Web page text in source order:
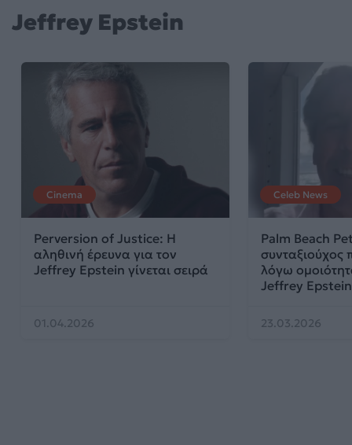
Jeffrey Epstein
Cinema
Perversion of Justice: Η
αληθινή έρευνα για τον
Jeffrey Epstein γίνεται σειρά
01.04.2026
Celeb News
Palm Beach
συνταξιούχος
λόγω
Jeffrey Epstein
23.03.2026